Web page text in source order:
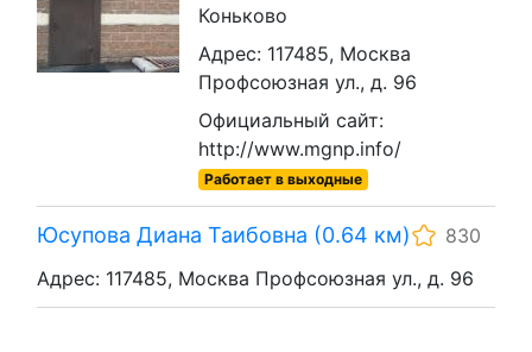
Коньково
Адрес: 117485, Москва
Профсоюзная ул., д. 96
Официальный сайт:
http://www.mgnp.info/
Работает в выходные
Юсупова Диана Таибовна (0.64 км)
830
Адрес: 117485, Москва Профсоюзная ул., д. 96